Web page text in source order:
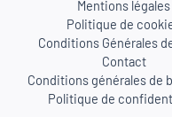
Mentions légales
Politique de
Conditions Générales
Contact
Conditions générales de
Politique de